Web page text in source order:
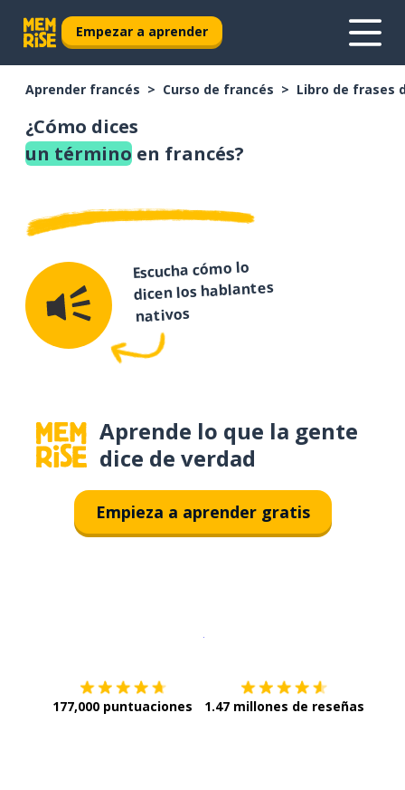
Empezar a aprender
Aprender francés Curso de francés Libro de frases
¿Cómo dices
un término en francés?
Escucha cómo lo
dicen los hablantes
nativos
Aprende lo que la gente
dice de verdad
Empieza a aprender gratis
177,000 puntuaciones 1.47 millones de reseñas